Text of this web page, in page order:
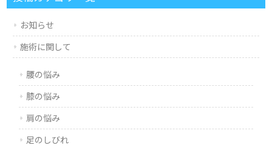
お知らせ
施術に関して
腰の悩み
膝の悩み
肩の悩み
足のしびれ